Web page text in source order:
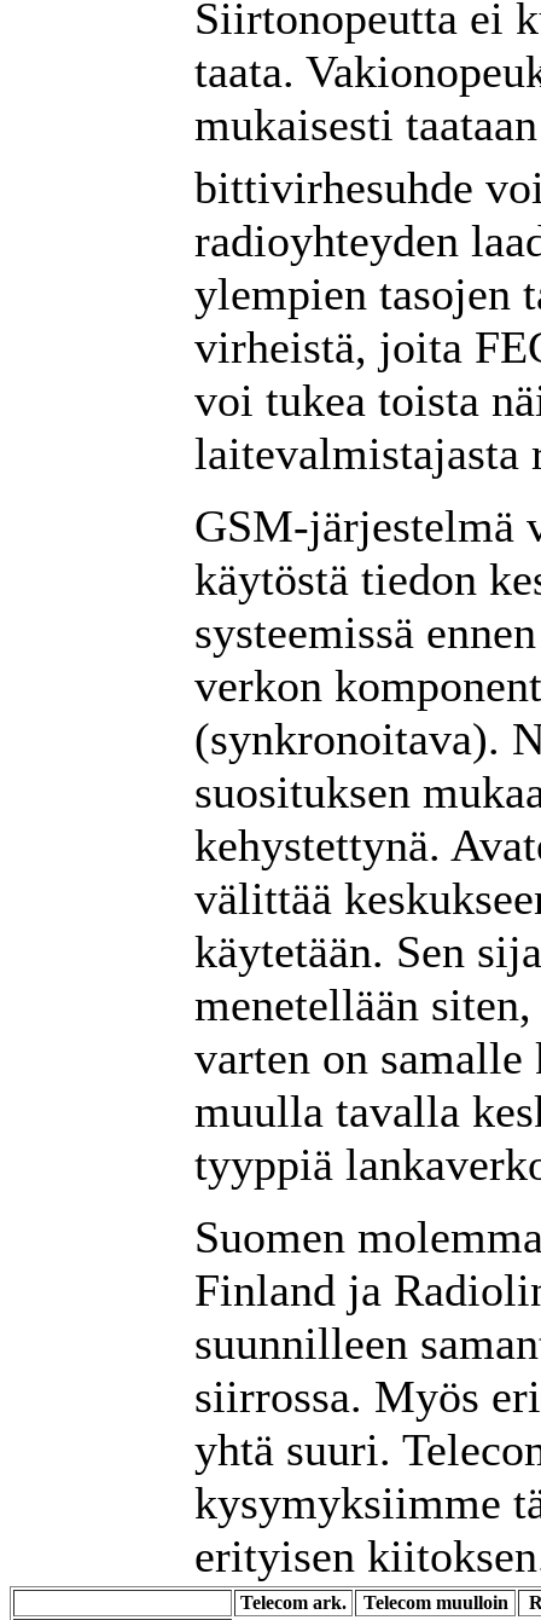
Siirtonopeutta ei
taata.
mukaisesti
bittivirhesuhde
radioyhteyden
ylempien tasojen
virheistä, joita
voi tukea toista
laitevalmistajasta
GSM-järjestelmä
käytöstä tiedon
systeemissä
verkon
(synkronoitava).
suosituksen
kehystettynä.
välittää
käytetään. Sen
menetellään
varten on
muulla tavalla
tyyppiä
Suomen
Finland ja
suunnilleen
siirrossa. Myös
yhtä suuri.
kysymyksiimme
erityisen
Telecom ark. Telecom muulloin